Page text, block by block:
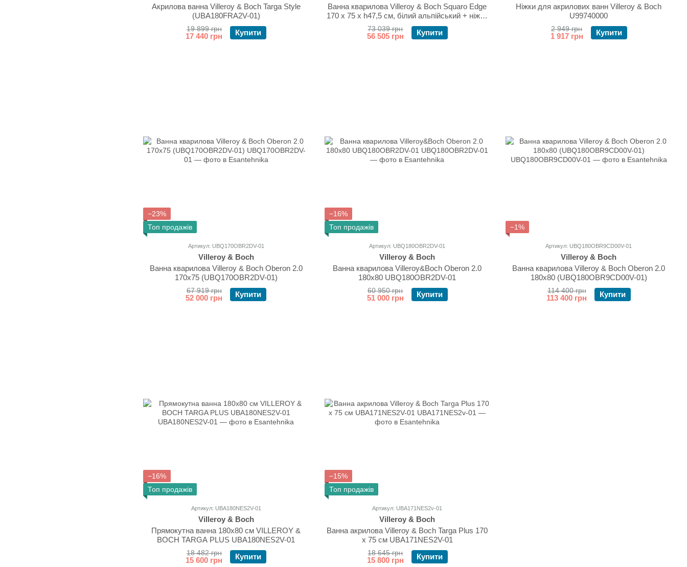
Акрилова ванна Villeroy & Boch Targa Style
(UBA180FRA2V-01)
19 899 грн
17 440 грн Купити
Ванна кварилова Villeroy & Boch Squaro Edge
170 х 75 х h47,5 см, білий альпійський + ніжки
та сифон в комплекті UBQ170SQE2DV-01
73 039 грн
56 505 грн Купити
Ніжки для акрилових ванн Villeroy & Boch
U99740000
2 949 грн
1 917 грн Купити
−23%
Топ продажів
Артикул: UBQ170OBR2DV-01
Villeroy & Boch
Ванна кварилова Villeroy & Boch Oberon 2.0
170x75 (UBQ170OBR2DV-01)
67 919 грн
52 000 грн Купити
−16%
Топ продажів
Артикул: UBQ180OBR2DV-01
Villeroy & Boch
Ванна кварилова Villeroy&Boch Oberon 2.0
180x80 UBQ180OBR2DV-01
60 950 грн
51 000 грн Купити
−1%
Артикул: UBQ180OBR9CD00V-01
Villeroy & Boch
Ванна кварилова Villeroy & Boch Oberon 2.0
180x80 (UBQ180OBR9CD00V-01)
114 400 грн
113 400 грн Купити
−16%
Топ продажів
Артикул: UBA180NES2V-01
Villeroy & Boch
Прямокутна ванна 180х80 см VILLEROY &
BOCH TARGA PLUS UBA180NES2V-01
18 482 грн
15 600 грн Купити
−15%
Топ продажів
Артикул: UBA171NES2v-01
Villeroy & Boch
Ванна акрилова Villeroy & Boch Targa Plus 170
x 75 см UBA171NES2V-01
18 645 грн
15 800 грн Купити